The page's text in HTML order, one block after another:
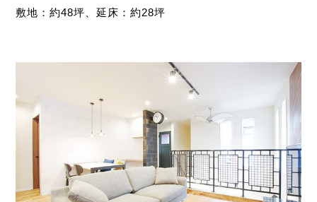
敷地：約48坪、延床：約28坪